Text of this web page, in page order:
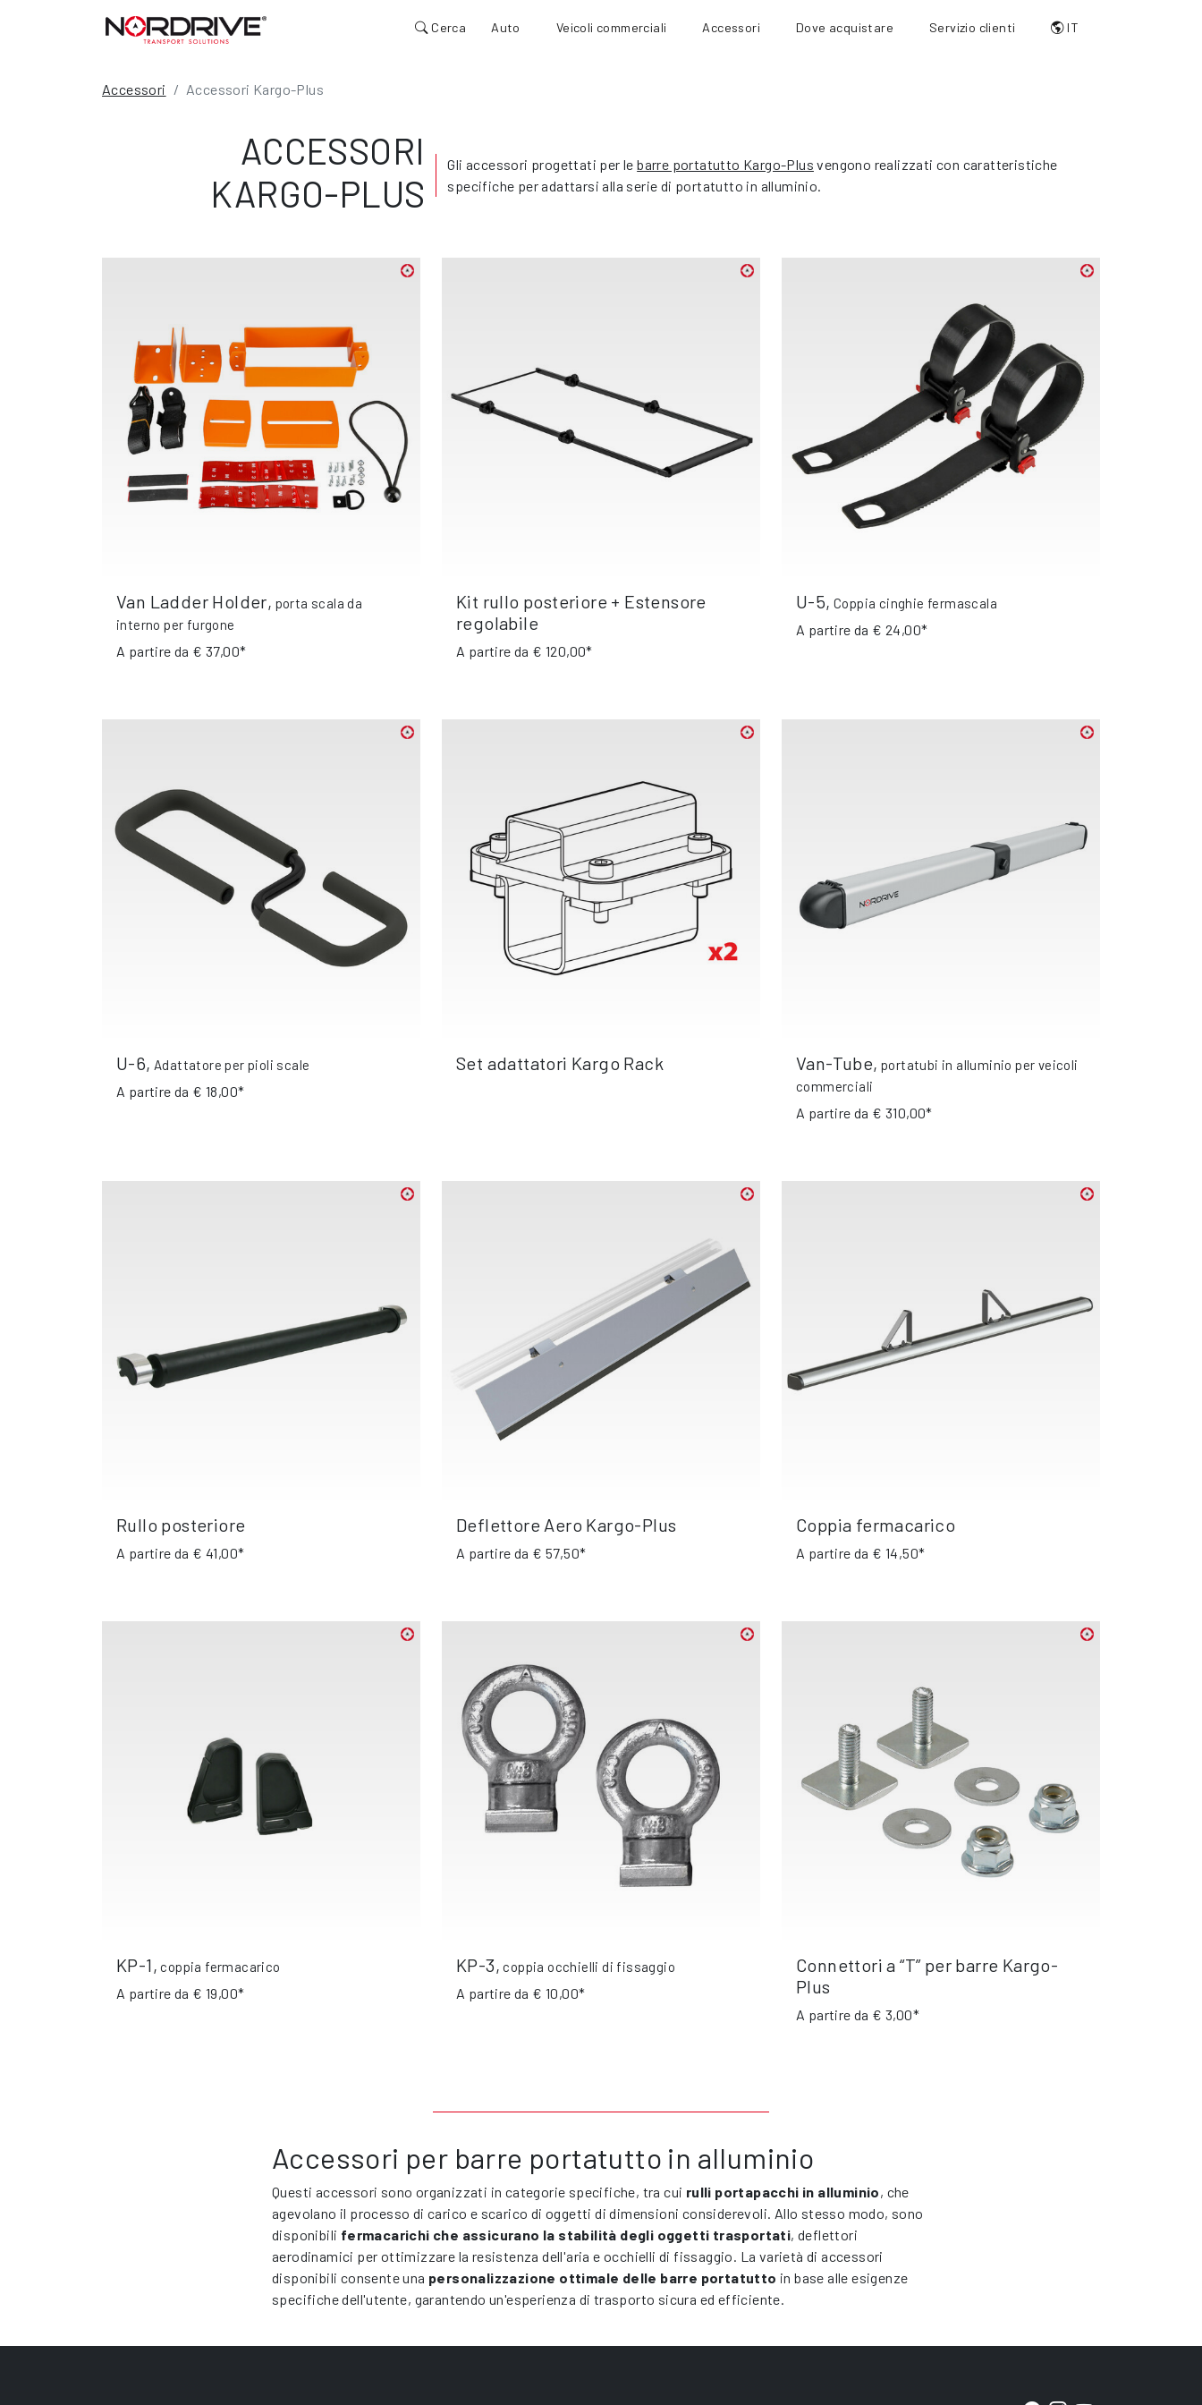
Cerca Auto Veicoli commerciali Accessori Dove acquistare Servizio clienti IT
Accessori Accessori Kargo-Plus
ACCESSORI
KARGO-PLUS
Gli accessori progettati per lebarre portatutto Kargo-Plus vengono realizzati con caratteristiche
specifiche per adattarsi alla serie di portatutto in alluminio.
Van Ladder Holder, porta scala da
interno per furgone
A partire da € 37,00*
Kit rullo posteriore + Estensore
regolabile
A partire da € 120,00*
U-5, Coppia cinghie fermascala
A partire da € 24,00*
U-6, Adattatore per pioli scale
A partire da € 18,00*
Set adattatori Kargo Rack Van-Tube, portatubi in alluminio per veicoli
commerciali
A partire da € 310,00*
Rullo posteriore
A partire da € 41,00*
Deflettore Aero Kargo-Plus
A partire da € 57,50*
Coppia fermacarico
A partire da € 14,50*
KP-1, coppia fermacarico
A partire da € 19,00*
KP-3, coppia occhielli di fissaggio
A partire da € 10,00*
Connettori a “T” per barre Kargo-
Plus
A partire da € 3,00*
Accessori per barre portatutto in alluminio
Questi accessori sono organizzati in categorie specifiche, tra cui rulli portapacchi in alluminio, che
agevolano il processo di carico e scarico di oggetti di dimensioni considerevoli. Allo stesso modo, sono
disponibili fermacarichi che assicurano la stabilità degli oggetti trasportati, deflettori
aerodinamici per ottimizzare la resistenza dell'aria e occhielli di fissaggio. La varietà di accessori
disponibili consente una personalizzazione ottimale delle barre portatutto in base alle esigenze
specifiche dell'utente, garantendo un'esperienza di trasporto sicura ed efficiente.